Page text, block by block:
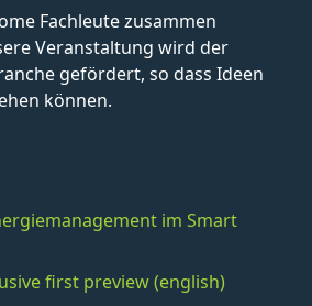
Fachleute zusammen
Veranstaltung wird der
gefördert, so dass Ideen
können.
im Smart
first preview (english)